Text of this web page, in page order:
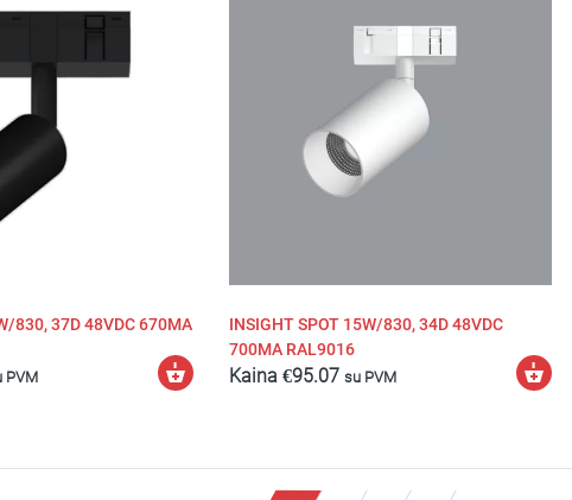
830, 37D 48VDC 670MA
PVM
Pasirinkti
savybes
INSIGHT SPOT 15W/830, 34D 48VDC
700MA RAL9016
Kaina €95.07 su PVM